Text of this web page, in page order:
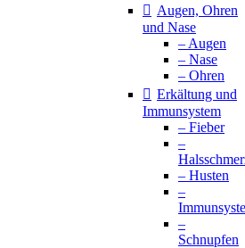
Augen, Ohren
und Nase
– Augen
– Nase
– Ohren
Erkältung und
Immunsystem
– Fieber
–
– Husten
–
–
Schnupfen